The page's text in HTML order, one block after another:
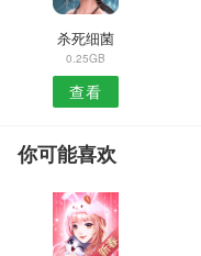
杀死细菌
0.25GB
查看
你可能喜欢